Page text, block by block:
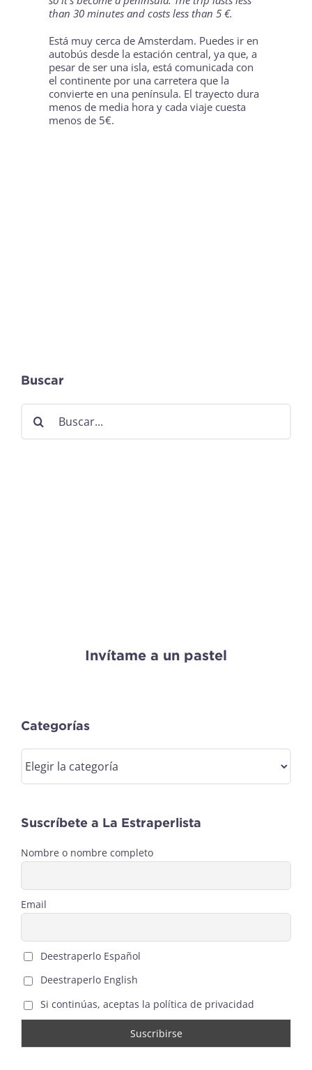
than 30 minutes and costs less than 5 €.
Está muy cerca deAmsterdam. Puedes ir en
autobús desde la estación central, ya que, a
pesar de ser una isla, está comunicada con
el continente por una carretera que la
convierte en una península. El trayecto dura
menos de media hora y cada viaje cuesta
menos de 5€.
Buscar
Invítame a un pastel
Categorías
Suscríbete a La Estraperlista
Nombre o nombre completo
Email
Deestraperlo Español
Deestraperlo English
Si continúas, aceptas la política de privacidad